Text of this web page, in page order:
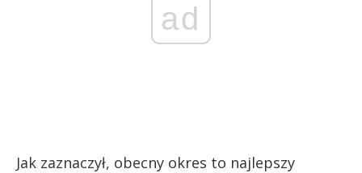
ad
Jak zaznaczył, obecny okres to najlepszy